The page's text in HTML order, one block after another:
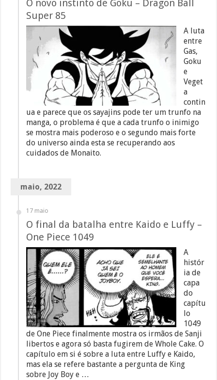
O novo instinto de Goku – Dragon Ball
Super 85
A luta
entre
Gas,
Goku
e
Veget
a
contin
ua e parece que os sayajins pode ter um trunfo na
manga, o problema é que a cada trunfo o inimigo
se mostra mais poderoso e o segundo mais forte
do universo ainda esta se recuperando aos
cuidados de Monaito.
maio, 2022
17 maio
O final da batalha entre Kaido e Luffy –
One Piece 1049
A
histór
ia de
capa
do
capítu
lo
1049
de One Piece finalmente mostra os irmãos de Sanji
libertos e agora só basta fugirem de Whole Cake. O
capítulo em si é sobre a luta entre Luffy e Kaido,
mas ela se refere bastante a pergunta de King
sobre Joy Boy e …